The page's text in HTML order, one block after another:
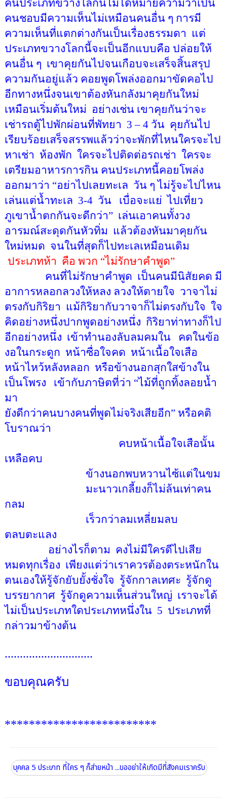
คนประเภทขวางโลกนี้ไม่ได้หมายความว่าเป็น
คนชอบมีความเห็นไม่เหมือนคนอื่น ๆ การมี
ความเห็นที่แตกต่างกันเป็นเรื่องธรรมดา แต่
ประเภทขวางโลกนี้จะเป็นอีกแบบคือ ปล่อยให้
คนอื่น ๆ เขาคุยกันไปจนเกือบจะเสร็จสิ้นสรุป
ความกันอยู่แล้ว คอยพูดโพล่งออกมาขัดคอไป
อีกทางหนึ่งจนเขาต้องหันกลังมาคุยกันใหม่
เหมือนเริ่มต้นใหม่ อย่างเช่น เขาคุยกันว่าจะ
เช่ารถตู้ไปพักผ่อนที่พัทยา 3–4 วัน คุยกันไป
เรียบร้อยเสร็จสรรพแล้วว่าจะพักที่ไหนใครจะไป
หาเช่า ห้องพัก ใครจะไปติดต่อรถเช่า ใครจะ
เตรียมอาหารการกิน คนประเภทนี้คอยโพล่ง
ออกมาว่า “อย่าไปเลยทะเล วัน ๆ ไม่รู้จะไปไหน
เล่นแต่น้ำทะเล 3-4 วัน เบื่อจะแย่ ไปเที่ยว
ภูเขาน้ำตกกันจะดีกว่า” เล่นเอาคนทั้งวง
อารมณ์สะดุดกันหัวทิ่ม แล้วต้องหันมาคุยกัน
ใหม่หมด จนในที่สุดก็ไปทะเลเหมือนเดิม
ประเภทห้า คือ พวก “ไม่รักษาคำพูด”
คนที่ไม่รักษาคำพูด เป็นคนมีนิสัยคด มี
อาการหลอกลวงให้หลง ลวงให้ตายใจ วาจาไม่
ตรงกับกิริยา แม้กิริยากับวาจาก็ไม่ตรงกับใจ ใจ
คิดอย่างหนึ่งปากพูดอย่างหนึ่ง กิริยาท่าทางก็ไป
อีกอย่างหนึ่ง เข้าทำนองลับลมคมใน
คดในข้อ
งอในกระดูก หน้าซื่อใจคด หน้าเนื้อใจเสือ
หน้าไหว้หลังหลอก หรือข้างนอกสุกใสข้างใน
เป็นโพรง
เข้ากับภาษิตที่ว่า “ไม้ที่ถูกทิ้งลอยน้ำ
มา
ยังดีกว่าคนบางคนที่พูดไม่จริงเสียอีก”หรือคติ
โบราณว่า
คบหน้าเนื้อใจเสือนั้น
เหลือคบ
ข้างนอกพบหวานไซ้แต่ในขม
มะนาวเกลี้ยงก็ไม่ล้นเท่าคน
กลม
เร็วกว่าลมเหลี่ยมลบ
ตลบตะแลง
อย่างไรก็ตาม คงไม่มีใครดีไปเสีย
หมดทุกเรื่อง เพียงแต่ว่าเราควรต้องตระหนักใน
ตนเองให้รู้จักยับยั้งชั่งใจ รู้จักกาลเทศะ รู้จักดู
บรรยากาศ รู้จักดูความเห็นส่วนใหญ่ เราจะได้
ไม่เป็นประเภทใดประเภทหนึ่งใน 5 ประเภทที่
กล่าวมาข้างต้น
.............................
ขอบคุณครับ
*************************
บุคคล 5 ประเภท ที่ใคร ๆ ก็ส่ายหน้า ...ขออย่าให้เกิดมีที่สังคมเราครับ